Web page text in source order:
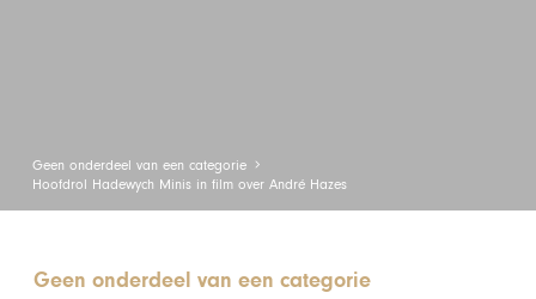
Geen onderdeel van een categorie
Hoofdrol Hadewych Minis in film over André Hazes
Geen onderdeel van een categorie